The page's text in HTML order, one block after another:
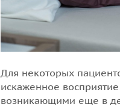
Для некоторых
искаженное
возникающими еще в